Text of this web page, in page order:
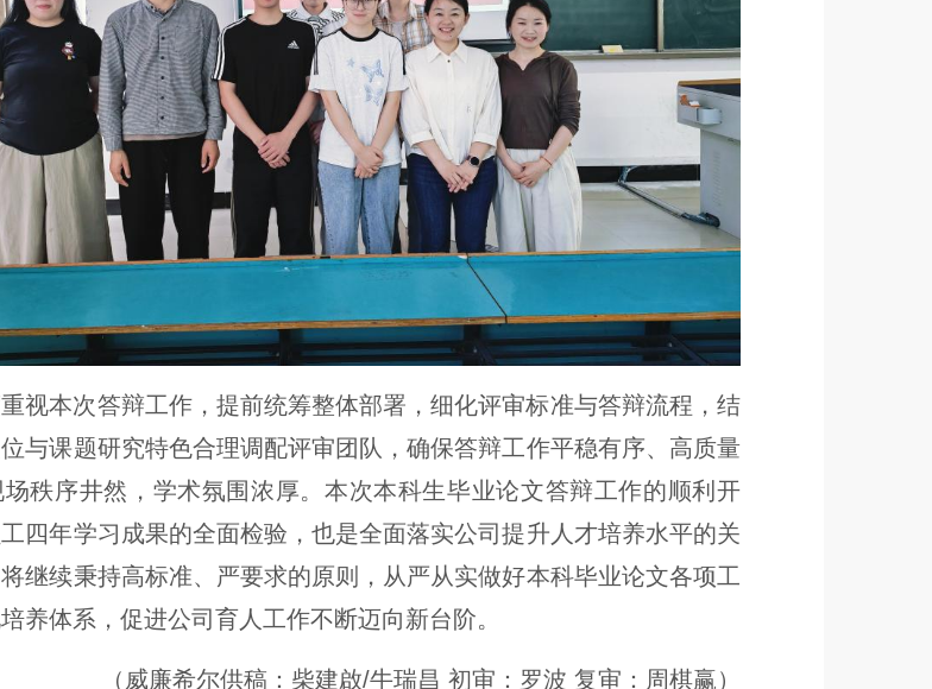
视本次答辩工作，提前统筹整体部署，细化评审标准与答辩流程，结
与课题研究特色合理调配评审团队，确保答辩工作平稳有序、高质量
秩序井然，学术氛围浓厚。本次本科生毕业论文答辩工作的顺利开
四年学习成果的全面检验，也是全面落实公司提升人才培养水平的关
继续秉持高标准、严要求的原则，从严从实做好本科毕业论文各项工
养体系，促进公司育人工作不断迈向新台阶。
（威廉希尔供稿：柴建啟/牛瑞昌 初审：罗波 复审：周棋赢）